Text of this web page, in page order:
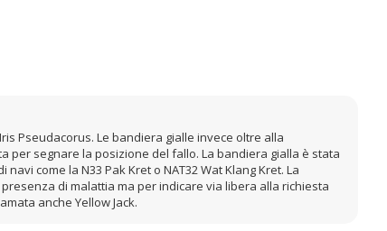
Pseudacorus. Le bandiera gialle invece oltre alla
per segnare la posizione del fallo. La bandiera gialla è stata
come la N33 Pak Kret o NAT32 Wat Klang Kret. La
di malattia ma per indicare via libera alla richiesta
anche Yellow Jack.